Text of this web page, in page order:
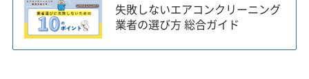
失敗しないエアコンクリーニング
業者の選び方 総合ガイド